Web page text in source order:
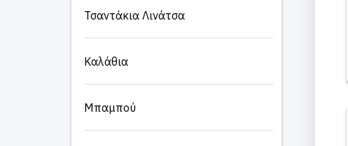
Τσαντάκια Λινάτσα
Καλάθια
Μπαμπού